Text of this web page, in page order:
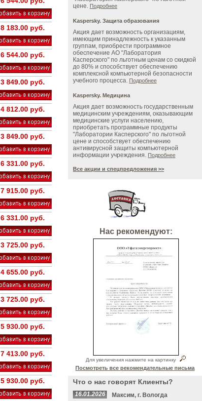
8 183.00 руб.
6 544.00 руб.
3 849.00 руб.
4 812.00 руб.
3 849.00 руб.
6 331.00 руб.
7 915.00 руб.
6 331.00 руб.
3 725.00 руб.
4 655.00 руб.
3 725.00 руб.
5 930.00 руб.
7 413.00 руб.
5 930.00 руб.
цене. Подробнее
Kaspersky. Защита образования
Акция дает возможность организациям,
имеющим принадлежность к указанным
группам, приобрести программное
обеспечение АО "Лаборатория
Касперского" по льготным ценам со скидкой
до 80% и способствует обеспечению
комплексной компьютерной безопасности
учебного процесса. Подробнее
Kaspersky. Медицина
Акция дает возможность государственным
медицинским учреждениям, оказывающим
медицинские услуги населению,
приобретать программные продукты
"Лаборатории Касперского" по льготной
цене и способствует обеспечению
антивирусной защиты компьютерной
информации учреждения. Подробнее
Все акции и спецпредложения >>
Нас рекомендуют:
Для увеличения нажмите на картинку
Посмотреть все рекомендательные письма
Что о нас говорят Клиенты?
16.01.2026
Максим, г. Вологда